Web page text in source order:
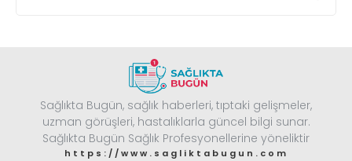
Sağlıkta Bugün, sağlık haberleri, tıptaki gelişmeler,
uzman görüşleri, hastalıklarla güncel bilgi sunar.
Sağlıkta Bugün Sağlık Profesyonellerine yöneliktir
https://www.sagliktabugun.com